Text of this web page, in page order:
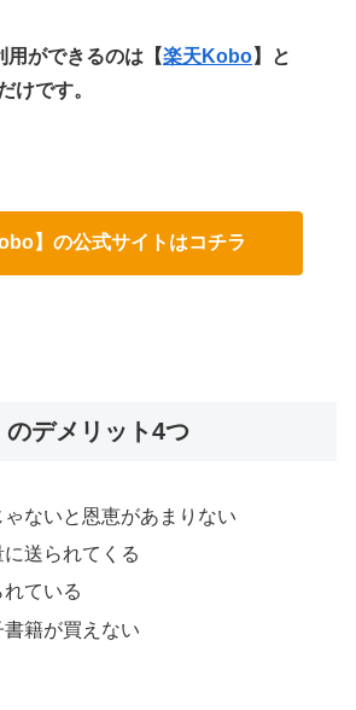
用ができるのは【楽天Kobo】と
けです。
】の公式サイトはコチラ
のデメリット4つ
ないと恩恵があまりない
送られてくる
ている
籍が買えない